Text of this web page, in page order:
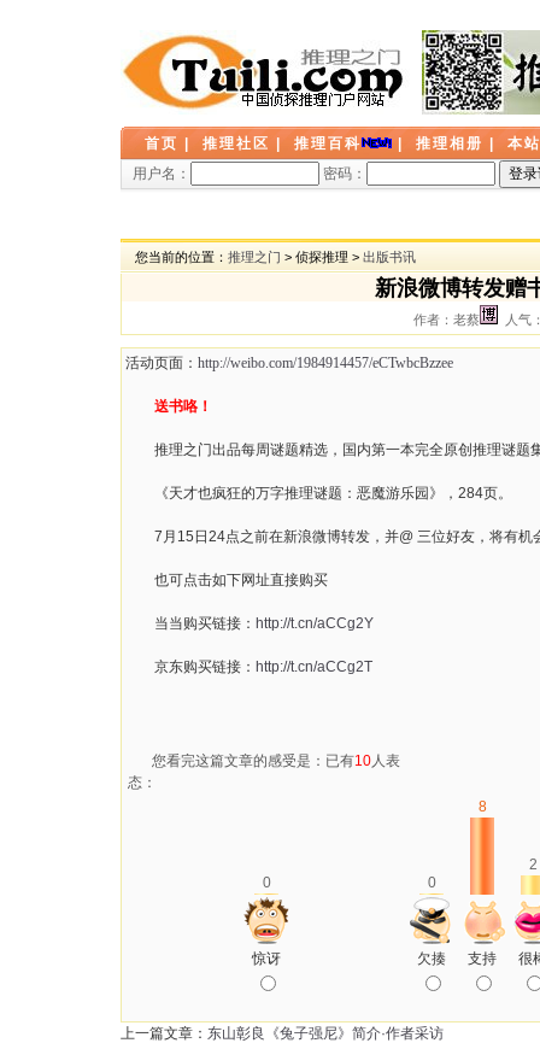
首页 推理社区 推理百科 推理相册
本
用户名：
密码：
您当前的位置： 推理之门 > 侦探推理 > 出版书讯
新浪微博转发赠
作者：老蔡 人气
活动页面： http://weibo.com/1984914457/eCTwbcBzzee
送书咯！
推理之门出品每周谜题精选，国内第一本完全原创推理谜题
《天才也疯狂的万字推理谜题：恶魔游乐园》，284页。
7月15日24点之前在新浪微博转发，并@ 三位好友，将有机
也可点击如下网址直接购买
当当购买链接： http://t.cn/aCCg2Y
京东购买链接： http://t.cn/aCCg2T
您看完这篇文章的感受是：已有10人表
态：
0 0
8
2
惊讶 欠揍 支持 很
上一篇文章： 东山彰良《兔子强尼》简介·作者采访